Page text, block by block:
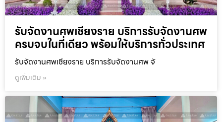
รับจัดงานศพเชียงราย บริการรับจัดงานศพ
ครบจบในที่เดียว พร้อมให้บริการทั่วประเทศ
รับจัดงานศพเชียงราย บริการรับจัดงานศพ จั
ดูเพิ่มเติม »